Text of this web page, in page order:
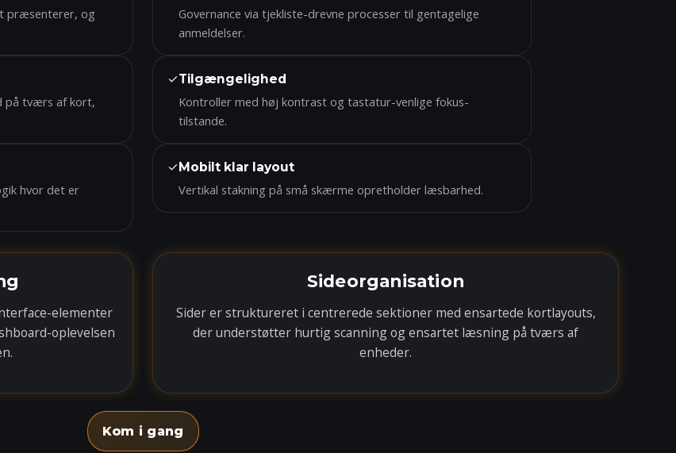
præsenterer, og
på tværs af kort,
hvor det er
Governance via tjekliste-drevne processer til gentagelige
anmeldelser.
✓Tilgængelighed
Kontroller med høj kontrast og tastatur-venlige fokus-
tilstande.
✓Mobilt klar layout
Vertikal stakning på små skærme opretholder læsbarhed.
elementer
oplevelsen
Sideorganisation
Sider er struktureret i centrerede sektioner med ensartede kortlayouts,
der understøtter hurtig scanning og ensartet læsning på tværs af
enheder.
Kom i gang